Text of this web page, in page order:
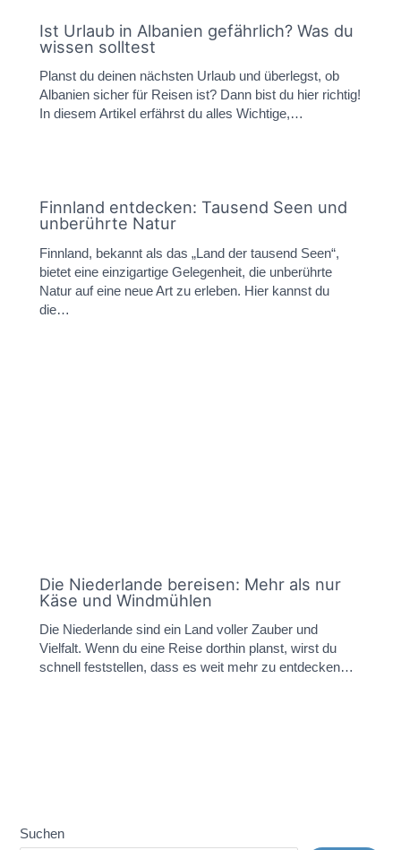
Ist Urlaub in Albanien gefährlich? Was du
wissen solltest
Planst du deinen nächsten Urlaub und überlegst, ob
Albanien sicher für Reisen ist? Dann bist du hier richtig!
In diesem Artikel erfährst du alles Wichtige,…
Finnland entdecken: Tausend Seen und
unberührte Natur
Finnland, bekannt als das „Land der tausend Seen“,
bietet eine einzigartige Gelegenheit, die unberührte
Natur auf eine neue Art zu erleben. Hier kannst du
die…
Die Niederlande bereisen: Mehr als nur
Käse und Windmühlen
Die Niederlande sind ein Land voller Zauber und
Vielfalt. Wenn du eine Reise dorthin planst, wirst du
schnell feststellen, dass es weit mehr zu entdecken…
Suchen